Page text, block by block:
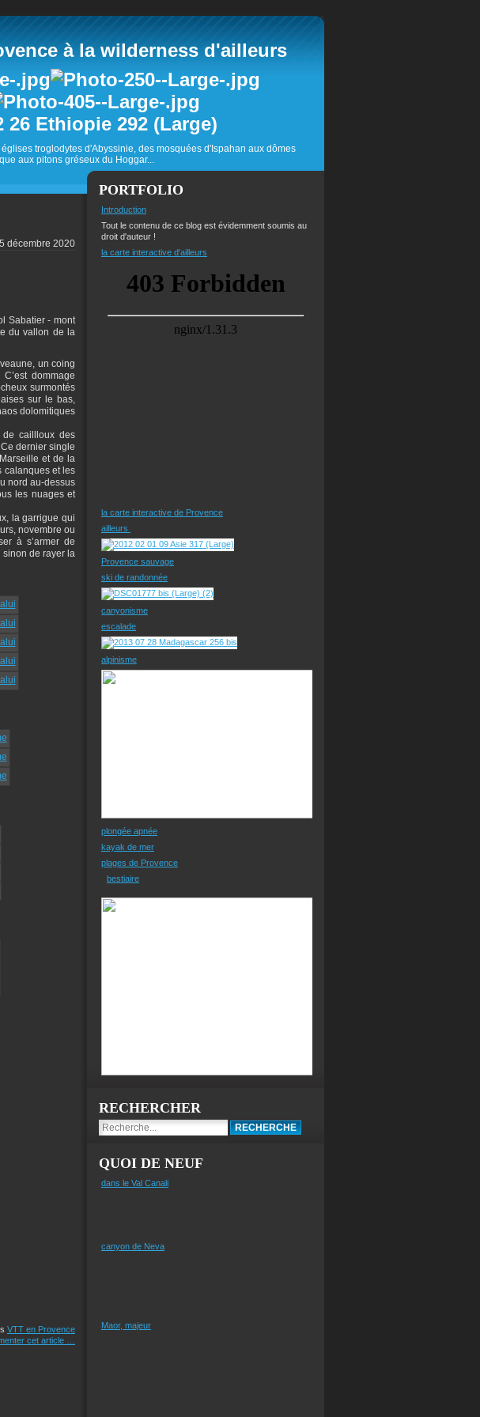
à la wilderness d'ailleurs
troglodytes d'Abyssinie, des mosquées d'Ispahan aux dômes
aux pitons gréseux du Hoggar...
5 décembre 2020
Sabatier - mont
du vallon de la
un coing
dommage
surmontés
sur le bas,
dolomitiques
de caillloux des
dernier single
et de la
calanques et les
nord au-dessus
les nuages et
la garrigue qui
novembre ou
à s’armer de
de rayer la
VTT en Provence
cet article
PORTFOLIO
Introduction
Tout le contenu de ce blog est évidemment soumis au
droit d'auteur !
la carte interactive d'ailleurs
la carte interactive de Provence
ailleurs
Provence sauvage
ski de randonnée
canyonisme
escalade
alpinisme
plongée apnée
kayak de mer
plages de Provence
bestiaire
RECHERCHER
QUOI DE NEUF
dans le Val Canali
canyon de Neva
Maor, majeur